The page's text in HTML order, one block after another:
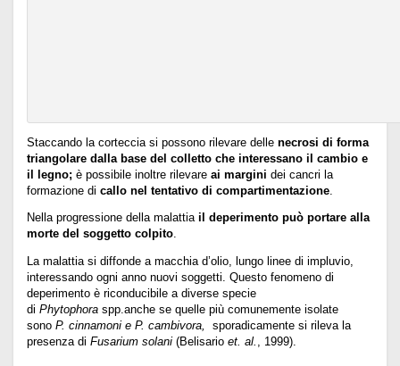
Staccando la corteccia si possono rilevare delle necrosi di forma
triangolare dalla base del colletto che interessano il cambio e
il legno; è possibile inoltre rilevare ai margini dei cancri la
formazione di callo nel tentativo di compartimentazione
Nella progressione della malattia il deperimento può portare alla
morte del soggetto colpito.
La malattia si diffonde a macchia d’olio, lungo linee di impluvio,
interessando ogni anno nuovi soggetti. Questo fenomeno di
deperimento è riconducibile a diverse specie
di Phytophora spp.anche se quelle più comunemente isolate
sono P. cinnamoni e P. cambivora,
sporadicamente si rileva la
presenza di Fusarium solani (Belisario et. al. , 1999).